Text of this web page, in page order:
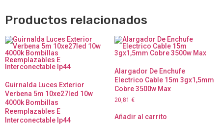
Productos relacionados
Guirnalda Luces Exterior
Verbena 5m 10xe27led 10w
4000k Bombillas
Reemplazables E
Interconectable Ip44
Alargador De Enchufe
Electrico Cable 15m 3gx1,5mm
Cobre 3500w Max
20,81 €
Añadir al carrito